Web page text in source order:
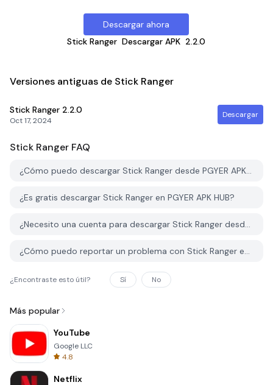
Descargar ahora
Stick Ranger Descargar APK 2.2.0
Versiones antiguas de Stick Ranger
Stick Ranger 2.2.0
Oct 17, 2024
Descargar
Stick Ranger FAQ
¿Cómo puedo descargar Stick Ranger desde PGYER APK HUB?
¿Es gratis descargar Stick Ranger en PGYER APK HUB?
¿Necesito una cuenta para descargar Stick Ranger desde PGYER APK HUB?
¿Cómo puedo reportar un problema con Stick Ranger en PGYER APK HUB?
¿Encontraste esto útil? Sí No
Más popular
YouTube
Google LLC
4.8
Netflix